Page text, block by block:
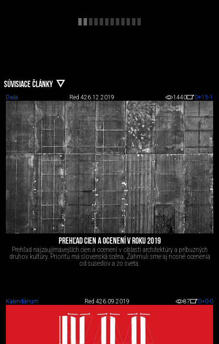
SÚVISIACE ČLÁNKY
Diela Red 426.12.2019 1440 0+15-1
PREHĽAD CIEN A OCENENÍ V ROKU 2019
Prehľad najzaujímavejších cien a ocenení v oblasti architektúry a príbuzných
druhov kultúry. Prioritu má slovenská scéna. Zahrnuli sme aj nosné ocenenia
od susedov a zo sveta.
Kalendárium Red 426.09.2019 87 0+0-0